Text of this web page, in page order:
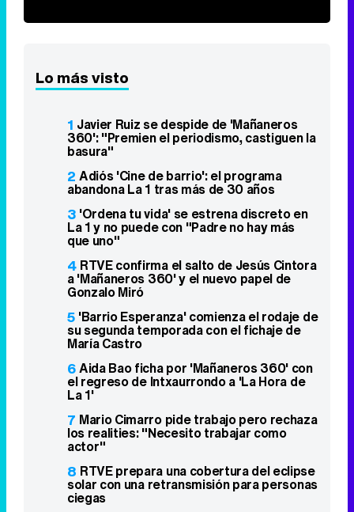
Lo más visto
1 Javier Ruiz se despide de 'Mañaneros
360': "Premien el periodismo, castiguen la
basura"
2 Adiós 'Cine de barrio': el programa
abandona La 1 tras más de 30 años
3 'Ordena tu vida' se estrena discreto en
La 1 y no puede con "Padre no hay más
que uno"
4 RTVE confirma el salto de Jesús Cintora
a 'Mañaneros 360' y el nuevo papel de
Gonzalo Miró
5 'Barrio Esperanza' comienza el rodaje de
su segunda temporada con el fichaje de
María Castro
6Aida Bao ficha por 'Mañaneros 360' con
el regreso de Intxaurrondo a 'La Hora de
La 1'
7 Mario Cimarro pide trabajo pero rechaza
los realities: "Necesito trabajar como
actor"
8 RTVE prepara una cobertura del eclipse
solar con una retransmisión para personas
ciegas